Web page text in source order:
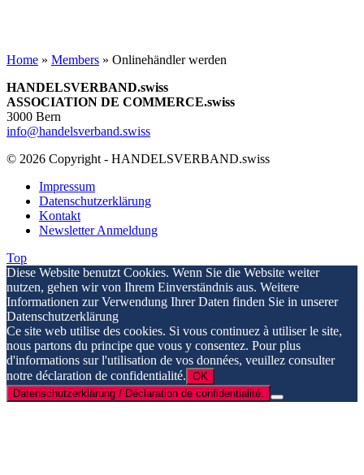
Home » Members » Onlinehändler werden
HANDELSVERBAND.swiss
ASSOCIATION DE COMMERCE.swiss
3000 Bern
info@handelsverband.swiss
© 2026 Copyright - HANDELSVERBAND.swiss
Impressum
Datenschutzerklärung
Kontakt
Newsletter Anmeldung
Top
Diese Website benutzt Cookies. Wenn Sie die Website weiter
nutzen, gehen wir von Ihrem Einverständnis aus. Weitere
Informationen zur Verwendung Ihrer Daten finden Sie in unserer
Datenschutzerklärung
Ce site web utilise des cookies. Si vous continuez à utiliser le site,
nous partons du principe que vous y consentez. Pour plus
d'informations sur l'utilisation de vos données, veuillez consulter
notre déclaration de confidentialité. OK
Datenschutzerklärung / Déclaration de confidentialité.